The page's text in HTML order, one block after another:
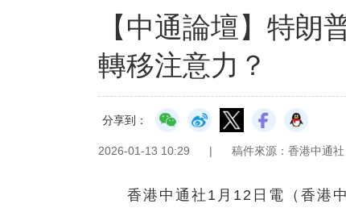
【中通論壇】特朗
轉移注意力？
分享到：
2026-01-13 10:29 | 稿件來源：香港中通社
香港中通社1月12日電（香港